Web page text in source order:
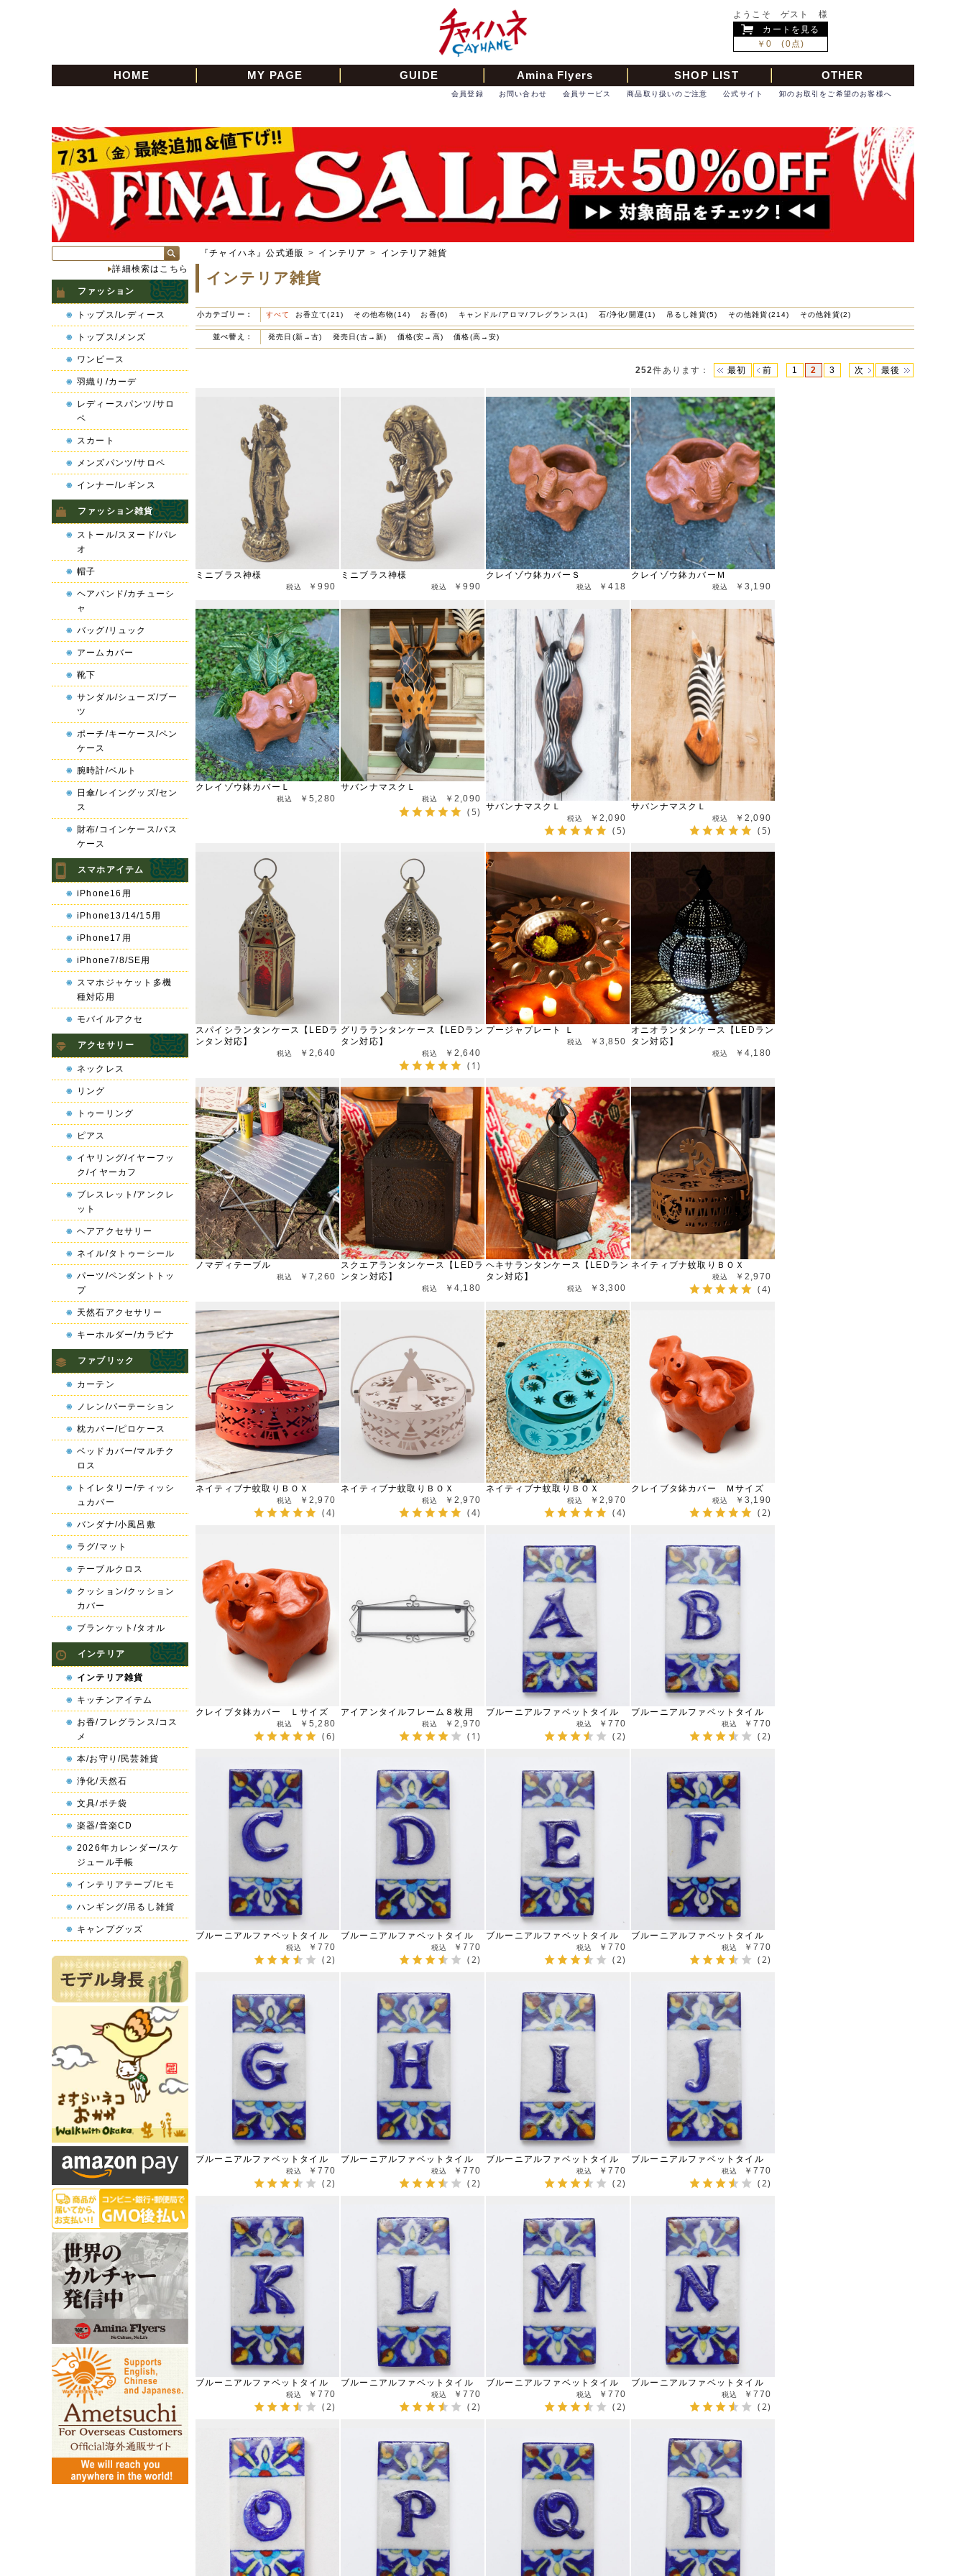
ようこそ ゲスト 様
カートを見る
￥0 (0点)
HOME MY PAGE GUIDE Amina Flyers SHOP LIST OTHER
卸のお取引をご希望のお客様へ
公式サイト
商品取り扱いのご注意
会員サービス
お問い合わせ
会員登録
『チャイハネ』公式通販 > インテリア > インテリア雑貨
インテリア雑貨
小カテゴリー： すべて お香立て(21) その他布物(14) お香(6) キャンドル/アロマ/フレグランス(1) 石/浄化/開運(1) 吊るし雑貨(5) その他雑貨(214) その他雑貨(2)
並べ替え： 発売日(新→古) 発売日(古→新) 価格(安→高) 価格(高→安)
252件あります ： 最初 前 1 2 3 次 最後
ミニブラス神様
￥990
ミニブラス神様
￥990
クレイゾウ鉢カバーＳ
￥418
クレイゾウ鉢カバーＭ
￥3,190
クレイゾウ鉢カバーＬ
￥5,280
サバンナマスクＬ
￥2,090
(5)
サバンナマスクＬ
￥2,090
(5)
サバンナマスクＬ
￥2,090
(5)
スパイシランタンケース【LEDラ
ンタン対応】
￥2,640
グリラランタンケース【LEDラン
タン対応】
￥2,640
(1)
プージャプレート Ｌ
￥3,850
オニオランタンケース【LEDラン
タン対応】
￥4,180
ノマディテーブル
￥7,260
スクエアランタンケース【LEDラ
ンタン対応】
￥4,180
ヘキサランタンケース【LEDラン
タン対応】
￥3,300
ネイティブナ蚊取りＢＯＸ
￥2,970
(4)
ネイティブナ蚊取りＢＯＸ
￥2,970
(4)
ネイティブナ蚊取りＢＯＸ
￥2,970
(4)
ネイティブナ蚊取りＢＯＸ
￥2,970
(4)
クレイブタ鉢カバー Ｍサイズ
￥3,190
(2)
クレイブタ鉢カバー Ｌサイズ
￥5,280
(6)
アイアンタイルフレーム８枚用
￥2,970
(1)
ブルーニアルファベットタイル
￥770
(2)
ブルーニアルファベットタイル
￥770
(2)
ブルーニアルファベットタイル
￥770
(2)
ブルーニアルファベットタイル
￥770
(2)
ブルーニアルファベットタイル
￥770
(2)
ブルーニアルファベットタイル
￥770
(2)
ブルーニアルファベットタイル
￥770
(2)
ブルーニアルファベットタイル
￥770
(2)
ブルーニアルファベットタイル
￥770
(2)
ブルーニアルファベットタイル
￥770
(2)
ブルーニアルファベットタイル
￥770
(2)
ブルーニアルファベットタイル
￥770
(2)
ブルーニアルファベットタイル
￥770
(2)
ブルーニアルファベットタイル
￥770
(2)
詳細検索はこちら
ファッション
トップス/レディース
トップス/メンズ
ワンピース
羽織り/カーデ
レディースパンツ/サロ
ペ
スカート
メンズパンツ/サロペ
インナー/レギンス
ファッション雑貨
ストール/スヌード/パレ
オ
帽子
ヘアバンド/カチューシ
ャ
バッグ/リュック
アームカバー
靴下
サンダル/シューズ/ブー
ツ
ポーチ/キーケース/ペン
ケース
腕時計/ベルト
日傘/レイングッズ/セン
ス
財布/コインケース/パス
ケース
スマホアイテム
iPhone16用
iPhone13/14/15用
iPhone17用
iPhone7/8/SE用
スマホジャケット多機
種対応用
モバイルアクセ
アクセサリー
ネックレス
リング
トゥーリング
ピアス
イヤリング/イヤーフッ
ク/イヤーカフ
ブレスレット/アンクレ
ット
ヘアアクセサリー
ネイル/タトゥーシール
パーツ/ペンダントトッ
プ
天然石アクセサリー
キーホルダー/カラビナ
ファブリック
カーテン
ノレン/パーテーション
枕カバー/ピロケース
ベッドカバー/マルチク
ロス
トイレタリー/ティッシ
ュカバー
バンダナ/小風呂敷
ラグ/マット
テーブルクロス
クッション/クッション
カバー
ブランケット/タオル
インテリア
インテリア雑貨
キッチンアイテム
お香/フレグランス/コス
メ
本/お守り/民芸雑貨
浄化/天然石
文具/ポチ袋
楽器/音楽CD
2026年カレンダー/スケ
ジュール手帳
インテリアテープ/ヒモ
ハンギング/吊るし雑貨
キャンプグッズ